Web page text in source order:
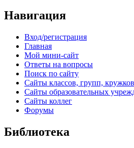
Навигация
Вход/регистрация
Главная
Мой мини-сайт
Ответы на вопросы
Поиск по сайту
Сайты классов, групп,
Сайты образовательных
Сайты коллег
Форумы
Библиотека